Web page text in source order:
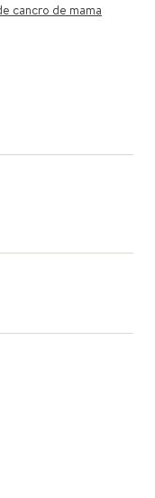
cancro de mama